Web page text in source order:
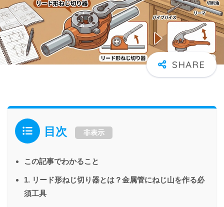
目次 非表示
この記事でわかること
1. リード形ねじ切り器とは？金属管にねじ山を作る必
須工具